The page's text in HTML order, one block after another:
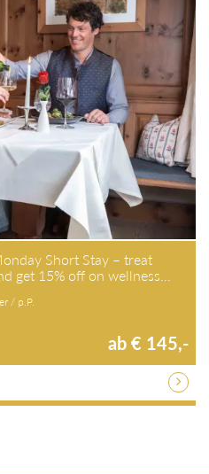
Short Stay – treat
get 15% off on wellness…
/ p.P.
ab € 145,-